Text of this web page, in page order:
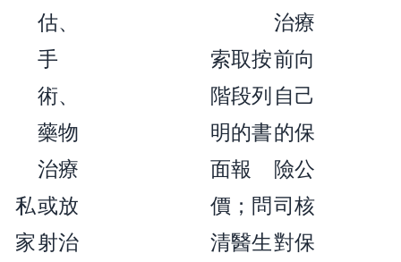
私
家
估、
手
術、
藥物
治療
或放
射治
索取按
階段列
明的書
面報
價；問
清醫生
治療
前向
自己
的保
險公
司核
對保